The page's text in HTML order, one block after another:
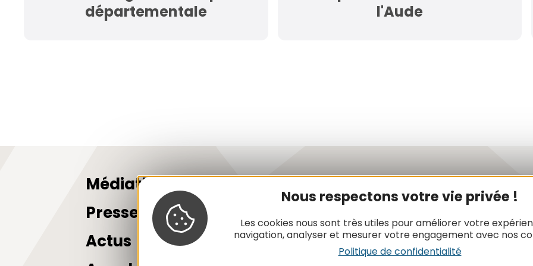
Nous respectons votre vie privée !
Les cookies nous sont très utiles pour améliorer votre
navigation, analyser et mesurer votre engagement avec nos
Politique de confidentialité
départementale
l'Aude
Médiathèque
Presse
Actus
Inscrivez-vous à la lettre
l’ADT de l’Aude pour recevoir nos
ainsi que toutes les infos du